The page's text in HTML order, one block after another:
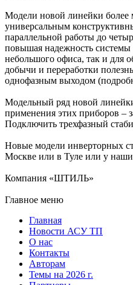
Модели новой линейки
универсальным
параллельной работы до
повышая надежность системы
небольшого офиса, так и для
добычи и переработки
однофазным выходом
Модельный ряд новой
применения этих приборов –
Подключить трехфазный
Новые модели инверторных
Москве или в Туле или у
Компания «ШТИЛЬ»
Главное меню
Главная
Новости АСУ ТП
О нас
Контакты
Авторам
Темы на 2026 г.